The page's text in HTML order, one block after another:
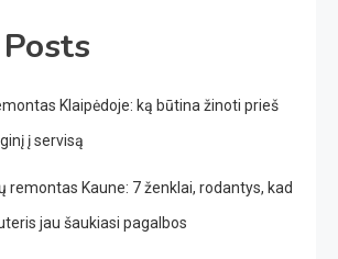
Klaipėdoje: ką būtina žinoti prieš
į servisą
remontas Kaune: 7 ženklai, rodantys, kad
jau šaukiasi pagalbos